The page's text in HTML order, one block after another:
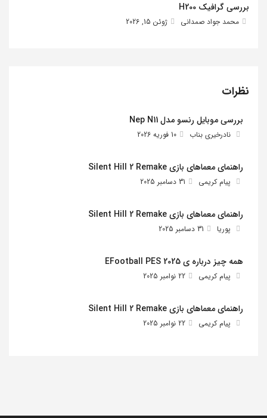
بررسی گرافیک H200
محمد جواد صمدانی ژوئن 15, 2026
نظرات
بررسی موبایل رنسو مدل Nep N11
نادرخیری بناب 10 فوریه 2026
راهنمای معماهای بازی Silent Hill 2 Remake
پیام کریمی 31 دسامبر 2025
راهنمای معماهای بازی Silent Hill 2 Remake
پوریا 31 دسامبر 2025
همه چیز درباره ی EFootball PES 2025
پیام کریمی 22 نوامبر 2025
راهنمای معماهای بازی Silent Hill 2 Remake
پیام کریمی 22 نوامبر 2025